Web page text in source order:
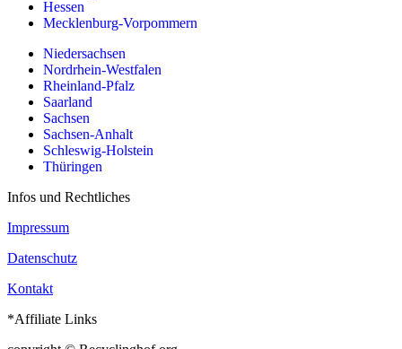
Hessen
Mecklenburg-Vorpommern
Niedersachsen
Nordrhein-Westfalen
Rheinland-Pfalz
Saarland
Sachsen
Sachsen-Anhalt
Schleswig-Holstein
Thüringen
Infos und Rechtliches
Impressum
Datenschutz
Kontakt
*Affiliate Links